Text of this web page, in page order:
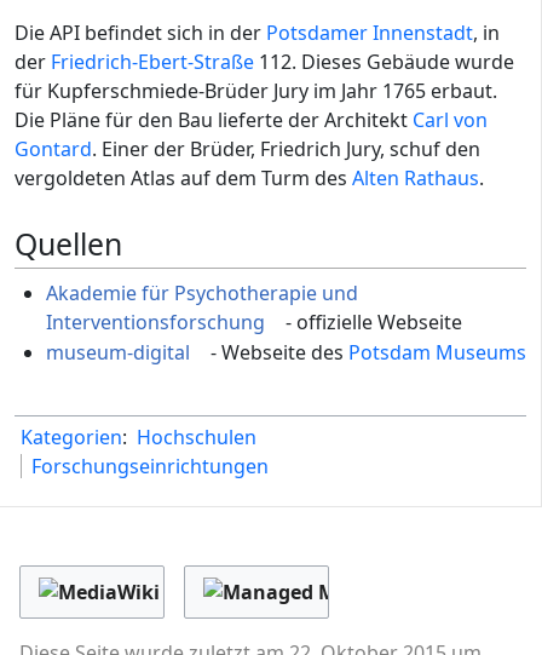
Die API befindet sich in der PotsdamerInnenstadt, in
der Friedrich-Ebert-Straße 112. Dieses Gebäude wurde
für Kupferschmiede-Brüder Jury im Jahr 1765 erbaut.
Die Pläne für den Bau lieferte der Architekt Carl von
Gontard. Einer der Brüder, Friedrich Jury, schuf den
vergoldeten Atlas auf dem Turm des Alten Rathaus.
Quellen
Akademie für Psychotherapie und
Interventionsforschung
- offizielle Webseite
museum-digital
- Webseite des Potsdam Museums
Kategorien: Hochschulen
Forschungseinrichtungen